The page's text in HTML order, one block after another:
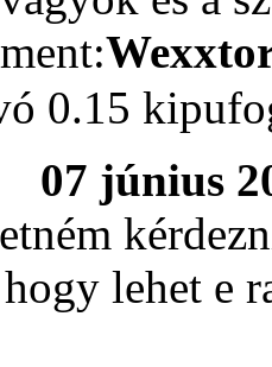
0.15
07 június
lehet e